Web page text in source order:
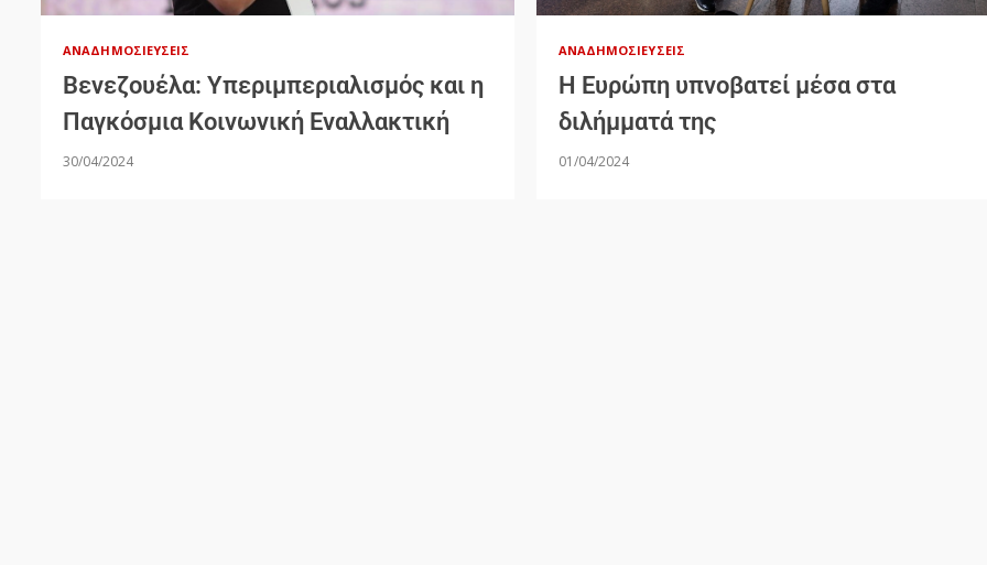
ΑΝΑΔΗΜΟΣΙΕΎΣΕΙΣ
Βενεζουέλα: Υπεριμπεριαλισμός και η
Παγκόσμια Κοινωνική Εναλλακτική
30/04/2024
ΑΝΑΔΗΜΟΣΙΕΎΣΕΙΣ
Η Ευρώπη υπνοβατεί μέσα στα
διλήμματά της
01/04/2024